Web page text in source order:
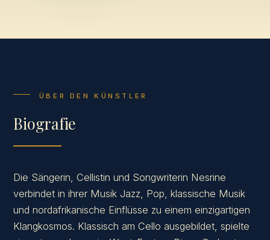
ÜBER DEN KÜNSTLER
Biografie
Die Sängerin, Cellistin und Songwriterin Nesrine
verbindet in ihrer Musik Jazz, Pop, klassische Musik
und nordafrikanische Einflüsse zu einem einzigartigen
Klangkosmos. Klassisch am Cello ausgebildet, spielte